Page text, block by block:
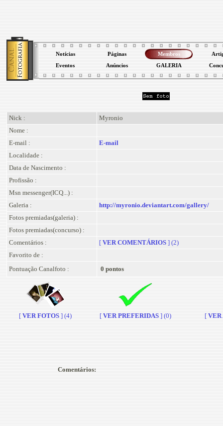
Notícias Páginas Membros
Eventos Anúncios GALERIA
Nick :
Myronio
Nome :
E-mail :
E-mail
Localidade :
Data de Nascimento :
Profissão :
Msn messenger(ICQ...) :
Galeria :
http://myronio.deviantart.com/gallery/
Fotos premiadas(galeria) :
Fotos premiadas(concurso) :
Comentários :
[ VER COMENTÁRIOS ] (2)
Favorito de :
Pontuação Canalfoto :
0 pontos
[ VER FOTOS ] (4) [VER PREFERIDAS ] (0) [ VER
Comentários: